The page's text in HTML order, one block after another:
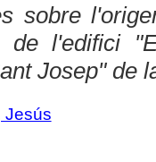
sobre
de l'edifici
Josep" de
Jesús